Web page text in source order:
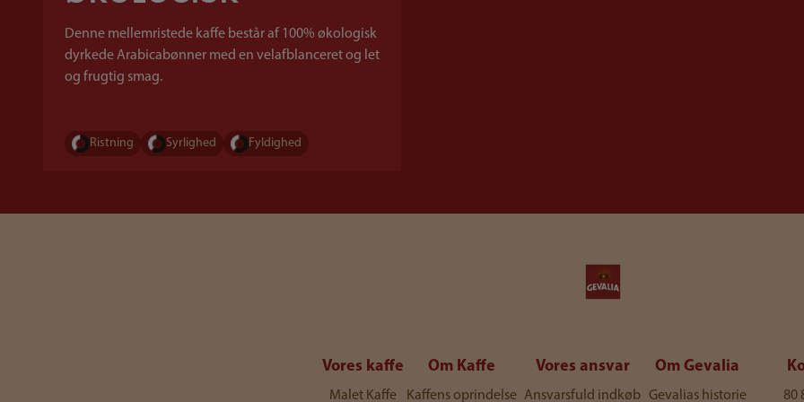
Denne mellemristede kaffe består af 100% økologisk
dyrkede Arabicabønner med en velafblanceret og let
og frugtig smag.
Ristning Syrlighed Fyldighed
Vores kaffe
Malet Kaffe
Om Kaffe
Kaffens oprindelse
Vores ansvar
Ansvarsfuld indkøb
Om Gevalia
Gevalias historie 80